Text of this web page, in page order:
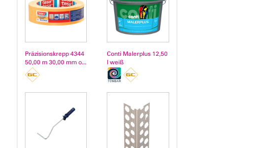
Präzisionskrepp 4344
50,00 m 30,00 mm o...
Conti Malerplus 12,50
l weiß